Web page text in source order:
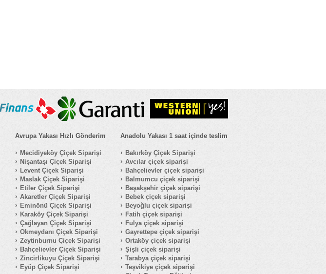
Avrupa Yakası Hızlı Gönderim
Mecidiyeköy Çiçek Siparişi
Nişantaşı Çiçek Siparişi
Levent Çiçek Siparişi
Maslak Çiçek Siparişi
Etiler Çiçek Siparişi
Akaretler Çiçek Siparişi
Eminönü Çiçek Siparişi
Karaköy Çiçek Siparişi
Çağlayan Çiçek Siparişi
Okmeydanı Çiçek Siparişi
Zeytinburnu Çiçek Siparişi
Bahçelievler Çiçek Siparişi
Zincirlikuyu Çiçek Siparişi
Eyüp Çiçek Siparişi
Anadolu Yakası 1 saat içinde teslim
Bakırköy Çiçek Siparişi
Avcılar çiçek siparişi
Bahçelievler çiçek siparişi
Balmumcu çiçek siparişi
Başakşehir çiçek siparişi
Bebek çiçek siparişi
Beyoğlu çiçek siparişi
Fatih çiçek siparişi
Fulya çiçek siparişi
Gayrettepe çiçek siparişi
Ortaköy çiçek siparişi
Şişli çiçek siparişi
Tarabya çiçek siparişi
Teşvikiye çiçek siparişi